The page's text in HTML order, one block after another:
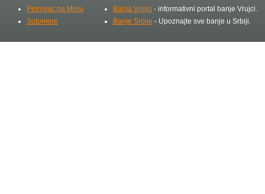
Petrovac na Moru
Sutomore
Banja Vrujci - informativni portal banje Vrujci.
Banje Srbije - Upoznajte sve banje u Srbiji.